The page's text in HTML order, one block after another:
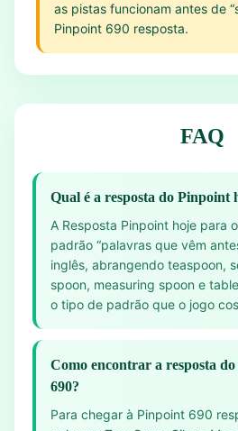
as pistas funcionam antes de
Pinpoint 690 resposta.
FAQ
Qual é a resposta do Pinpoint
A Resposta Pinpoint hoje para
padrão “palavras que vêm
inglês, abrangendo teaspoon,
spoon, measuring spoon e
o tipo de padrão que o jogo
Como encontrar a resposta
690?
Para chegar à Pinpoint 690